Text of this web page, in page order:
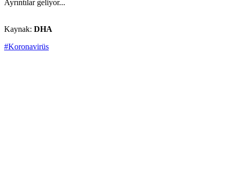
Ayrıntılar geliyor...
Kaynak: DHA
#Koronavirüs